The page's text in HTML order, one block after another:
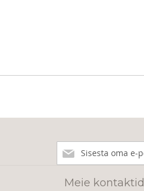
meie
Meie kontaktid